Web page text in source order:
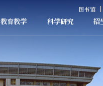
图书馆
教育教学 科学研究 招